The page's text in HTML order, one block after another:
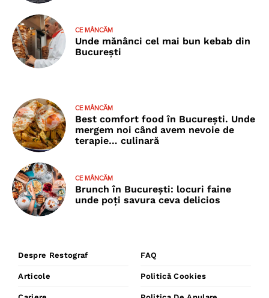
CE MÂNCĂM
Unde mănânci cel mai bun kebab din
București
CE MÂNCĂM
Best comfort food în București. Unde
mergem noi când avem nevoie de
terapie… culinară
CE MÂNCĂM
Brunch în București: locuri faine
unde poţi savura ceva delicios
Despre Restograf
Articole
FAQ
Politică Cookies